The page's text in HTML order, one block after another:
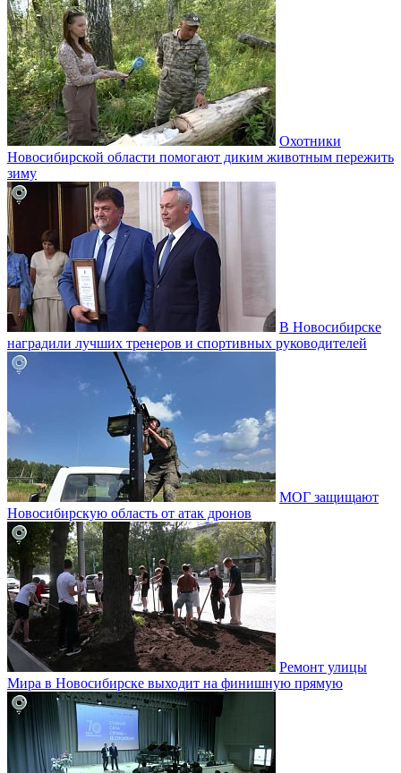
Охотники
Новосибирской области помогают диким животным пережить
зиму
В Новосибирске
наградили лучших тренеров и спортивных руководителей
МОГ защищают
Новосибирскую область от атак дронов
Ремонт улицы
Мира в Новосибирске выходит на финишную прямую